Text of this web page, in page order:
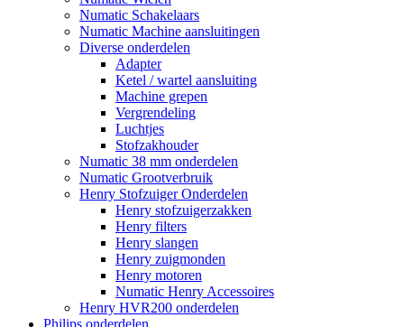
Numatic Schakelaars
Numatic Machine aansluitingen
Diverse onderdelen
Adapter
Ketel / wartel aansluiting
Machine grepen
Vergrendeling
Luchtjes
Stofzakhouder
Numatic 38 mm onderdelen
Numatic Grootverbruik
Henry Stofzuiger Onderdelen
Henry stofzuigerzakken
Henry filters
Henry slangen
Henry zuigmonden
Henry motoren
Numatic Henry Accessoires
Henry HVR200 onderdelen
Philips onderdelen